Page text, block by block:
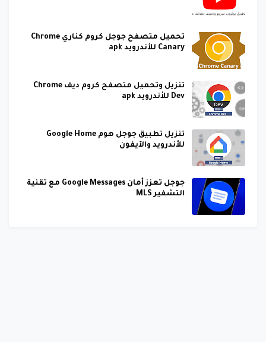
تحميل متصفح جوجل كروم كناري Chrome
Canary للأندرويد apk
تنزيل وتحميل متصفح كروم ديف Chrome
Dev للأندرويد apk
تنزيل تطبيق جوجل هوم Google Home
للأندرويد والآيفون
جوجل تعزز أمان Google Messages مع تقنية
التشفير MLS